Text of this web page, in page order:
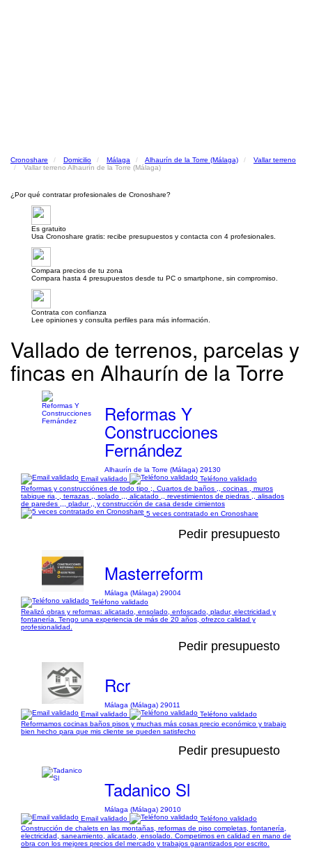
Cronoshare Domicilio Málaga Alhaurín de la Torre (Málaga)
Vallar terreno
Vallar terreno Alhaurín de la Torre (Málaga)
¿Por qué contratar profesionales de Cronoshare?
Es gratuito
Usa Cronoshare gratis: recibe presupuestos y contacta con 4 profesionales.
Compara precios de tu zona
Compara hasta 4 presupuestos desde tu PC o smartphone, sin compromiso.
Contrata con confianza
Lee opiniones y consulta perfiles para más información.
Vallado de terrenos, parcelas y
fincas en Alhaurín de la Torre
Reformas Y
Construcciones
Fernández
Alhaurín de la Torre (Málaga) 29130
Email validado
Teléfono validado
Reformas y construcciónes de todo tipo ;. Cuartos de baños ,, cocinas , muros
tabique ria, , terrazas ,, solado ,,, alicatado ,, revestimientos de piedras ,, alisados
de paredes ,,, pladur ,, y construcción de casa desde cimientos
5 veces contratado en Cronoshare
Pedir presupuesto
Masterreform
Málaga (Málaga) 29004
Teléfono validado
Realizó obras y reformas: alicatado, ensolado, enfoscado, pladur, electricidad y
fontanería. Tengo una experiencia de más de 20 años, ofrezco calidad y
profesionalidad.
Pedir presupuesto
Rcr
Málaga (Málaga) 29011
Email validado
Teléfono validado
Reformamos cocinas baños pisos y muchas más cosas precio económico y trabajo
bien hecho para que mis cliente se queden satisfecho
Pedir presupuesto
Tadanico Sl
Málaga (Málaga) 29010
Email validado
Teléfono validado
Construcción de chalets en las montañas, reformas de piso completas, fontanería,
electricidad, saneamiento, alicatado, ensolado. Competimos en calidad en mano de
obra con los mejores precios del mercado y trabajos garantizados por escrito.